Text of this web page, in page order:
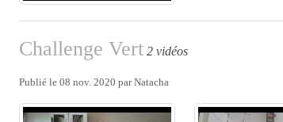
Challenge Vert 2 vidéos
Publié le 08 nov. 2020 parNatacha